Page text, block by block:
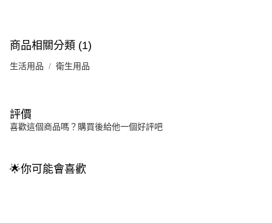
商品相關分類 (1)
生活用品 衛生用品
評價
喜歡這個商品嗎？購買後給他一個好評吧
🌟你可能會喜歡